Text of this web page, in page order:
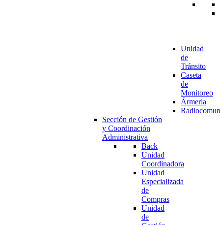
Unidad
de
Tránsito
Caseta
de
Monitoreo
Ármeria
Sección de Gestión
y Coordinación
Administrativa
Back
Unidad
Coordinadora
Unidad
Especializada
de
Compras
Unidad
de